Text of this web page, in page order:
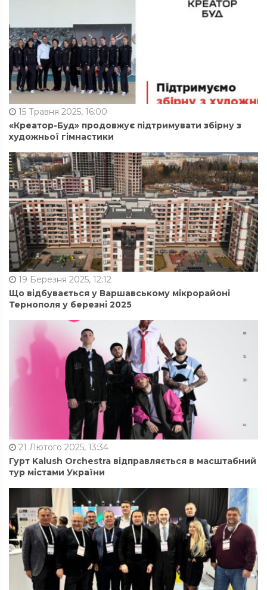
15 Травня 2025, 16:00
«Креатор-Буд» продовжує підтримувати збірну з
художньої гімнастики
19 Березня 2025, 12:12
Що відбувається у Варшавському мікрорайоні
Тернополя у березні 2025
21 Лютого 2025, 13:34
Гурт Kalush Orchestra відправляється в масштабний
тур містами України